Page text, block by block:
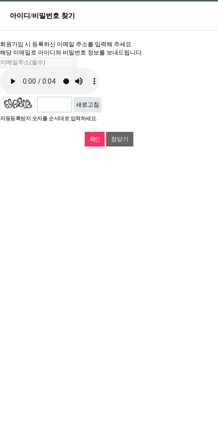
아이디/비밀번호 찾기
회원가입 시 등록하신 이메일 주소를 입력해 주세요.
해당 이메일로 아이디와 비밀번호 정보를 보내드립니다.
새로고침
자동등록방지 숫자를 순서대로 입력하세요.
창닫기